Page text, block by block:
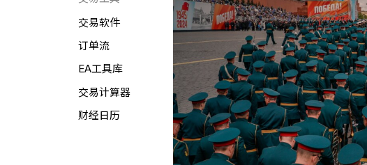
交易软件
订单流
EA工具库
交易计算器
财经日历